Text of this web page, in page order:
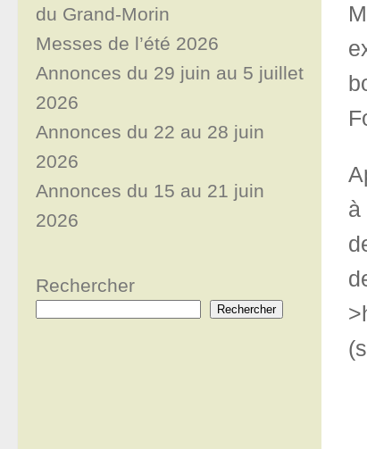
à
du Grand-Morin
Messes de l’été 2026
Annonces du 29 juin au 5 juillet
2026
Annonces du 22 au 28 juin
2026
Annonces du 15 au 21 juin
2026
Rechercher
Rechercher